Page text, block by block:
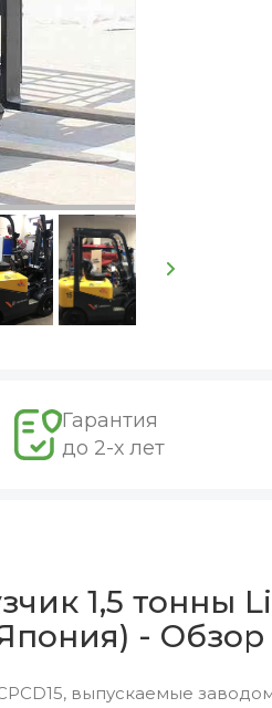
Гарантия
до 2-х лет
1,5 тонны
- Обзор
выпускаемые